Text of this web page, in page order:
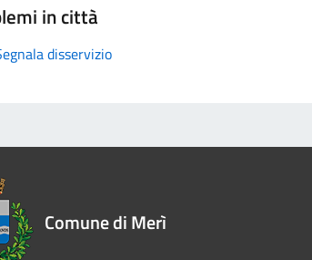
in città
disservizio
Comune di Merì